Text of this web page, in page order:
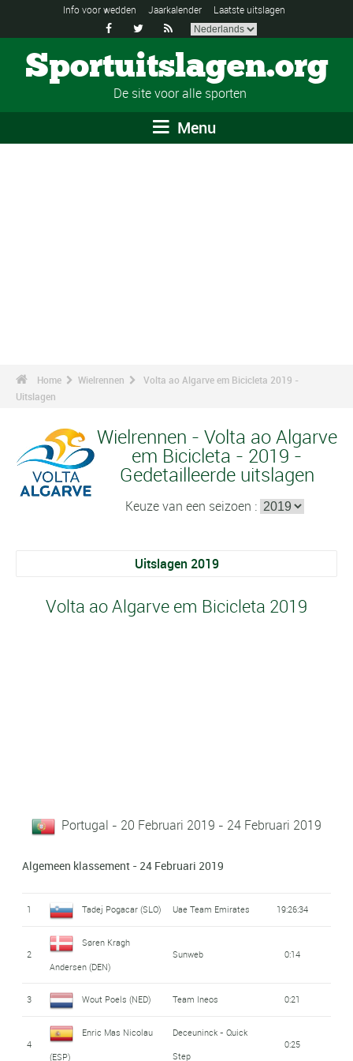
Info voor wedden Jaarkalender Laatste uitslagen
  
Sportuitslagen.org
De site voor alle sporten
Menu
Home Wielrennen
Volta ao Algarve em Bicicleta 2019 -
Uitslagen
Wielrennen - Volta ao Algarve
em Bicicleta - 2019 -
Gedetailleerde uitslagen
Keuze van een seizoen :
Uitslagen 2019
Volta ao Algarve em Bicicleta 2019
Portugal - 20 Februari 2019 - 24 Februari 2019
Algemeen klassement - 24 Februari 2019
1 Tadej Pogacar (SLO) Uae Team Emirates 19:26:34
2
Søren Kragh
Andersen (DEN)
Sunweb 0:14
3 Wout Poels (NED) Team Ineos 0:21
4
Enric Mas Nicolau
(ESP)
Deceuninck - Quick
Step
0:25